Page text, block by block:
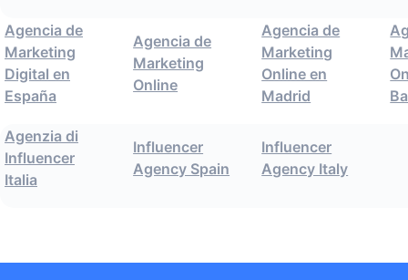
Agencia de
Marketing
Digital en
España
Agencia de
Marketing
Online
Agencia de
Marketing
Online en
Madrid
Agenzia di
Influencer
Italia
Influencer
Agency Spain
Influencer
Agency Italy